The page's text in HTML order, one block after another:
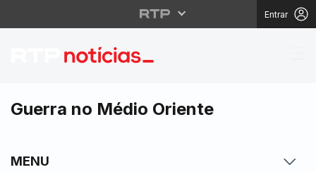
Entrar
Vaga de mísseis do
Guerra no Médio Oriente
MENU